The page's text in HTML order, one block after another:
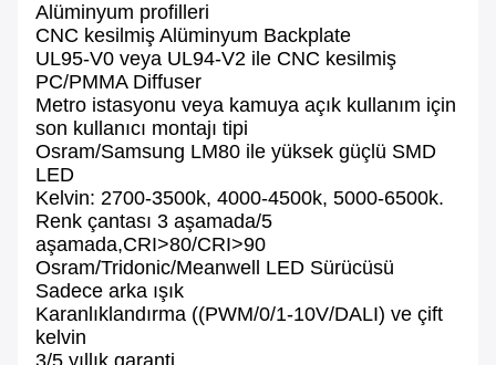
Alüminyum profilleri
CNC kesilmiş Alüminyum Backplate
UL95-V0 veya UL94-V2 ile CNC kesilmiş
PC/PMMA Diffuser
Metro istasyonu veya kamuya açık kullanım için
son kullanıcı montajı tipi
Osram/Samsung LM80 ile yüksek güçlü SMD
LED
Kelvin: 2700-3500k, 4000-4500k, 5000-6500k.
Renk çantası 3 aşamada/5
aşamada,CRI>80/CRI>90
Osram/Tridonic/Meanwell LED Sürücüsü
Sadece arka ışık
Karanlıklandırma ((PWM/0/1-10V/DALI) ve çift
kelvin